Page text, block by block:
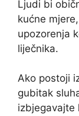
Ljudi bi
kućne
upozorenja
liječnika.
Ako postoji
gubitak
izbjegavajte